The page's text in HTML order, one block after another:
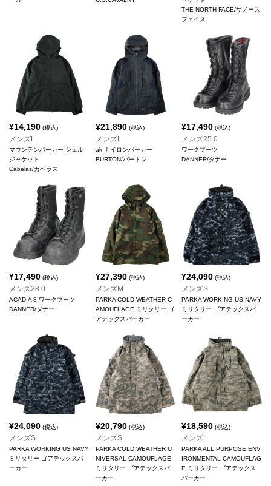
THE NORTH FACE/ザノース
フェイス
¥14,190 (税込)
メンズL
マウンテンパーカー シェル
ジャケット
Cabelas/カベラス
¥21,890(税込)
メンズL
ak ナイロンパーカー
BURTON/バートン
¥17,490 (税込)
メンズ25.0
ワークブーツ
DANNER/ダナー
¥17,490 (税込)
メンズ28.0
ACADIA 8 ワークブーツ
DANNER/ダナー
¥27,390(税込)
メンズM
PARKA COLD WEATHER C
AMOUFLAGE ミリタリー ゴ
アテックスパーカー
¥24,090 (税込)
メンズS
PARKA WORKING US NAVY
ミリタリー ゴアテックスパ
ーカー
¥24,090 (税込)
メンズS
PARKA WORKING US NAVY
ミリタリー ゴアテックスパ
ーカー
¥20,790(税込)
メンズS
PARKA COLD WEATHER U
NIVERSAL CAMOUFLAGE
ミリタリー ゴアテックスパ
ーカー
¥18,590 (税込)
メンズL
PARKA ALL PURPOSE ENV
IRONMENTAL CAMOUFLAG
E ミリタリー ゴアテックス
パーカー